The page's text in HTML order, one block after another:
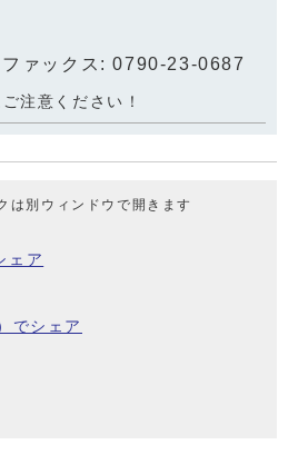
ファックス: 0790-23-0687
注意ください！
は別ウィンドウで開きます
ェア
でシェア